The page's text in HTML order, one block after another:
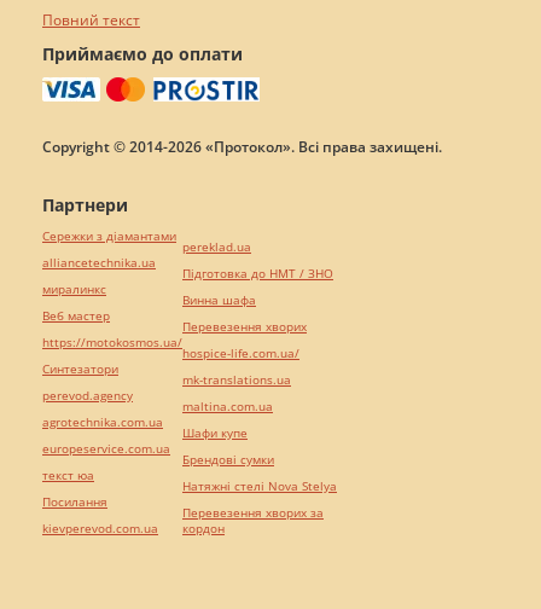
Повний текст
Приймаємо до оплати
Copyright © 2014-2026 «Протокол». Всі права захищені.
Партнери
Сережки з діамантами
alliancetechnika.ua
миралинкс
Веб мастер
https://motokosmos.ua/
Синтезатори
perevod.agency
agrotechnika.com.ua
europeservice.com.ua
текст юа
Посилання
kievperevod.com.ua
pereklad.ua
Підготовка до НМТ / ЗНО
Винна шафа
Перевезення хворих
hospice-life.com.ua/
mk-translations.ua
maltina.com.ua
Шафи купе
Брендові сумки
Натяжні стелі Nova Stelya
Перевезення хворих за
кордон